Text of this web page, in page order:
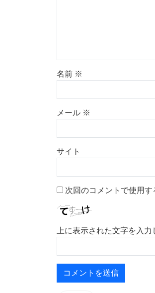
名前 ※
メール ※
サイト
次回のコメントで使用
上に表示された文字を入力